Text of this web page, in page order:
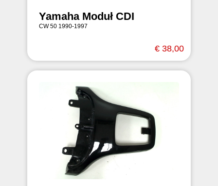
Yamaha Moduł CDI
CW 50 1990-1997
€ 38,00